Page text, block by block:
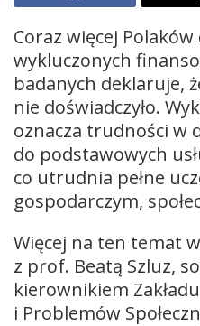
Coraz więcej Polaków
wykluczonych
badanych deklaruje,
nie doświadczyło.
oznacza trudności w
do podstawowych
co utrudnia pełne
gospodarczym,
Więcej na ten temat
z prof. Beatą Szluz,
kierownikiem
i Problemów